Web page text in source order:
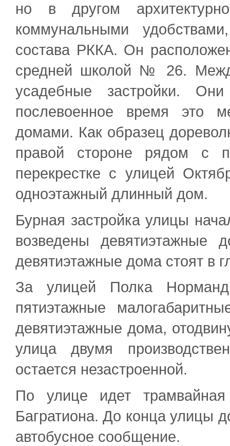
но в другом
коммунальными
состава РККА. Он
средней школой № 26.
усадебные застройки.
послевоенное время это
домами. Как образец
правой стороне рядом с
перекрестке с улицей
одноэтажный длинный дом.
Бурная застройка улицы
возведены девятиэтажные
девятиэтажные дома стоят в
За улицей Полка
пятиэтажные
девятиэтажные дома,
улица двумя
остается незастроенной.
По улице идет
Багратиона. До конца улицы
автобусное сообщение.